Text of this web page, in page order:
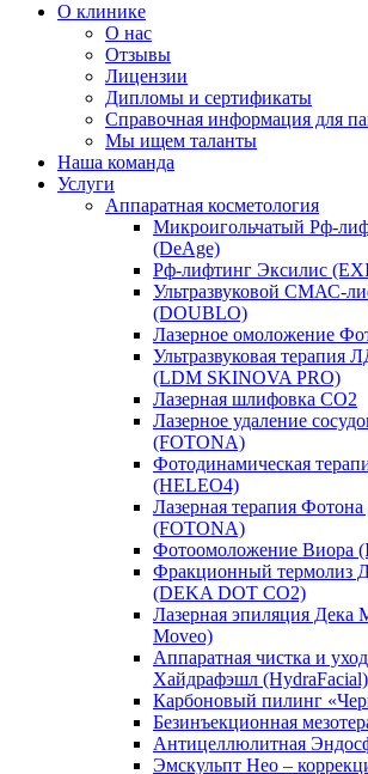
О клинике
О нас
Отзывы
Лицензии
Дипломы и сертификаты
Справочная информация для
Мы ищем таланты
Наша команда
Услуги
Аппаратная косметология
Микроигольчатый Рф-
(DeAge)
Рф-лифтинг Эксилис
Ультразвуковой СМАС-
(DOUBLO)
Лазерное омоложение
Ультразвуковая
(LDM SKINOVA PRO)
Лазерная шлифовка CO2
Лазерное удаление
(FOTONA)
Фотодинамическая
(HELEO4)
Лазерная терапия Фотона
(FOTONA)
Фотоомоложение Виора
Фракционный термолиз
(DEKA DOT CO2)
Лазерная эпиляция Дека
Moveo)
Аппаратная чистка и
Хайдрафэшл (HydraFacial)
Карбоновый пилинг
Безинъекционная
Антицеллюлитная
Эмскульпт Нео –